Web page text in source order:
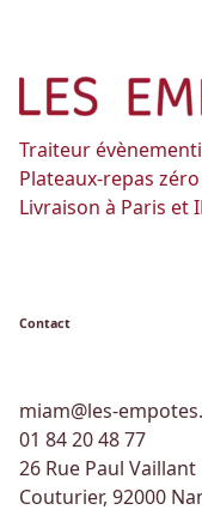
Traiteur
Plateaux-repas
Livraison à Paris et
Contact
miam@les-
01 84 20 48 77
26 Rue Paul Vaillant
Couturier, 92000